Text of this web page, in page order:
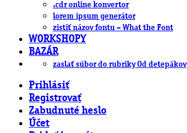
.cdr online konvertor
lorem ipsum generátor
zistiť názov fontu – What the Font
WORKSHOPY
BAZÁR
zaslať súbor do rubriky Od detepákov
Prihlásiť
Registrovať
Zabudnuté heslo
Účet